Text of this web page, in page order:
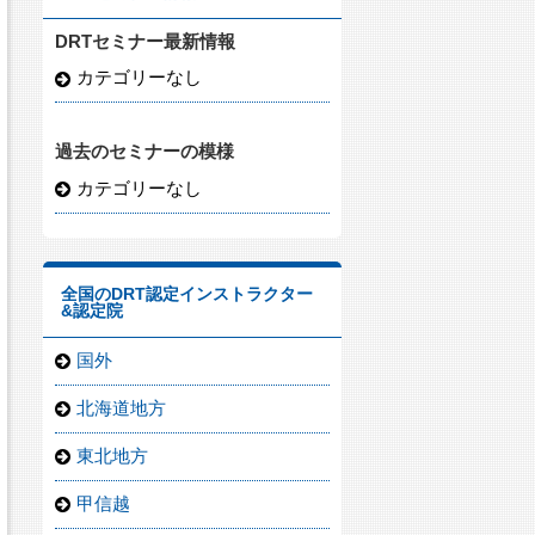
DRTセミナー最新情報
カテゴリーなし
過去のセミナーの模様
カテゴリーなし
全国のDRT認定インストラクター
&認定院
国外
北海道地方
東北地方
甲信越